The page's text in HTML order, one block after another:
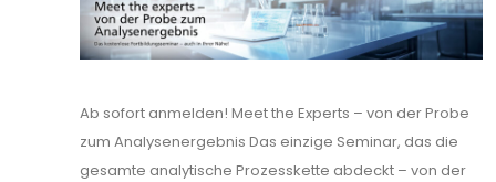
Ab sofort anmelden! Meet the Experts – von der Probe
zum Analysenergebnis Das einzige Seminar, das die
gesamte analytische Prozesskette abdeckt – von der